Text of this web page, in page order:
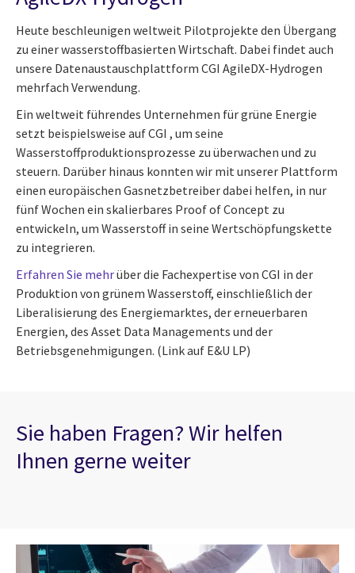
Heute beschleunigen weltweit Pilotprojekte den Übergang
zu einer wasserstoffbasierten Wirtschaft. Dabei findet auch
unsere Datenaustauschplattform CGI AgileDX-Hydrogen
mehrfach Verwendung.
Ein weltweit führendes Unternehmen für grüne Energie
setzt beispielsweise auf CGI , um seine
Wasserstoffproduktionsprozesse zu überwachen und zu
steuern. Darüber hinaus konnten wir mit unserer Plattform
einen europäischen Gasnetzbetreiber dabei helfen, in nur
fünf Wochen ein skalierbares Proof of Concept zu
entwickeln, um Wasserstoff in seine Wertschöpfungskette
zu integrieren.
Erfahren Sie mehrüber die Fachexpertise von CGI in der
Produktion von grünem Wasserstoff, einschließlich der
Liberalisierung des Energiemarktes, der erneuerbaren
Energien, des Asset Data Managements und der
Betriebsgenehmigungen. (Link auf E&U LP)
Sie haben Fragen? Wir helfen
Ihnen gerne weiter